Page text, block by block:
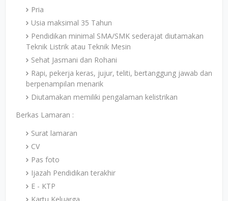
Pria
Usia maksimal 35 Tahun
Pendidikan minimal SMA/SMK sederajat diutamakan
Teknik Listrik atau Teknik Mesin
Sehat Jasmani dan Rohani
Rapi, pekerja keras, jujur, teliti, bertanggung jawab dan
berpenampilan menarik
Diutamakan memiliki pengalaman kelistrikan
Berkas Lamaran :
Surat lamaran
CV
Pas foto
Ijazah Pendidikan terakhir
E - KTP